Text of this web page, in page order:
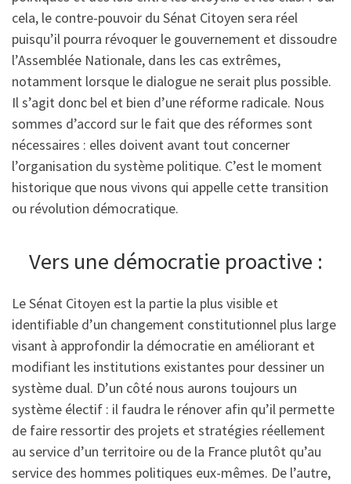
cela, le contre-pouvoir du Sénat Citoyen sera réel
puisqu’il pourra révoquer le gouvernement et dissoudre
l’Assemblée Nationale, dans les cas extrêmes,
notamment lorsque le dialogue ne serait plus possible.
Il s’agit donc bel et bien d’une réforme radicale. Nous
sommes d’accord sur le fait que des réformes sont
nécessaires : elles doivent avant tout concerner
l’organisation du système politique. C’est le moment
historique que nous vivons qui appelle cette transition
ou révolution démocratique.
Vers une démocratie proactive :
Le Sénat Citoyen est la partie la plus visible et
identifiable d’un changement constitutionnel plus large
visant à approfondir la démocratie en améliorant et
modifiant les institutions existantes pour dessiner un
système dual. D’un côté nous aurons toujours un
système électif : il faudra le rénover afin qu’il permette
de faire ressortir des projets et stratégies réellement
au service d’un territoire ou de la France plutôt qu’au
service des hommes politiques eux-mêmes. De l’autre,